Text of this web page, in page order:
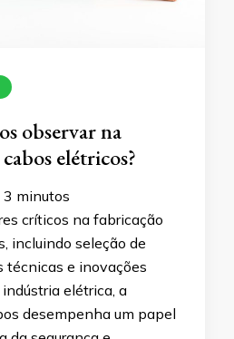
observar na
elétricos?
3 minutos
críticos na fabricação
incluindo seleção de
técnicas e inovações
elétrica, a
desempenha um papel